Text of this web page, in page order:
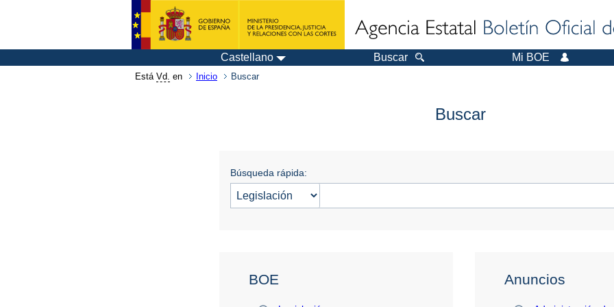
Castellano Buscar Mi BOE
Está Vd. en Inicio Buscar
Buscar
Búsqueda rápida:
BOE Anuncios